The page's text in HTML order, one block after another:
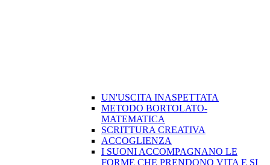
UN'USCITA INASPETTATA
METODO BORTOLATO-
MATEMATICA
SCRITTURA CREATIVA
ACCOGLIENZA
I SUONI ACCOMPAGNANO LE
FORME CHE PRENDONO VITA E SI